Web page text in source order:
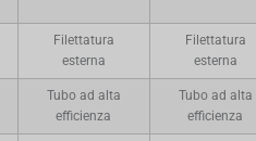
Filettatura
esterna
Filettatura
esterna
Tubo ad alta
efficienza
Tubo ad alta
efficienza